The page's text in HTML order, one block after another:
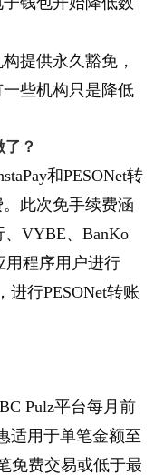
提供永久豁免，
些机构只是降低
？
和PESONet转
此次免手续费涵
VYBE、BanKo
用程序用户进行
进行PESONet转账
Pulz平台每月前
适用于单笔金额至
免费交易或低于最